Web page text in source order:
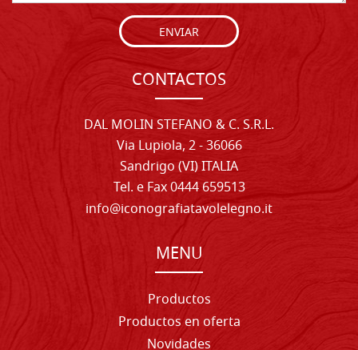
ENVIAR
CONTACTOS
DAL MOLIN STEFANO & C. S.R.L.
Via Lupiola, 2 - 36066
Sandrigo (VI) ITALIA
Tel. e Fax 0444 659513
info@iconografiatavolelegno.it
MENU
Productos
Productos en oferta
Novidades